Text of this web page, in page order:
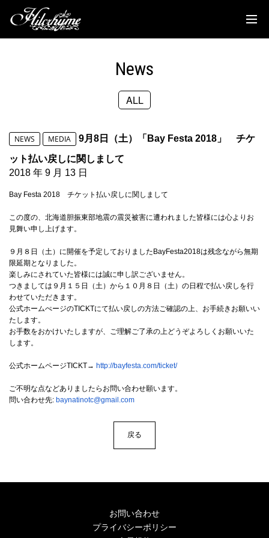
Discography
Biography
Fanclub
4Seasons
Contact us
News
ALL
NEWS MEDIA
9月8日（土）「Bay Festa 2018」 チケ
ット払い戻しに関しまして
2018 年 9 月 13 日
Bay Festa 2018 チケット払い戻しに関しまして
この度の、 北海道胆振東部地震の震災被害に遭われました皆様には心よりお
見舞い申し上げます。
９月８日（土）に開催を予定しておりましたBayFesta2018は残念ながら無期
限延期となりました。
楽しみにされていた皆様には誠に申し訳ございません。
つきましては９月１５日（土）から１０月８日（土） の日程で払い戻しを行
わせていただきます。
公式ホームぺージのTICKTにて払い戻しの方法ご確認の上、お手続きお願いい
たします。
お手数をおかけいたしますが、 ご理解ご了承の上どうぞよろしくお願いいた
します。
公式ホームページTICKT→ http://bayfesta.com/ticket/
ご不明な点などありましたらお問い合わせ願います。
問い合わせ先: baynatinotc@gmail.com
戻る
お問い合わせ
プライバシーポリシー